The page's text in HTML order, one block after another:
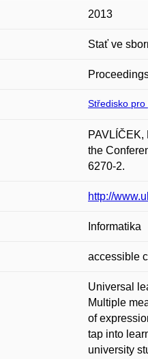
2013
Stať ve
Středisko
the
6270-2.
http://
Informatika
accessible
Universal
Multiple
of
tap into
university